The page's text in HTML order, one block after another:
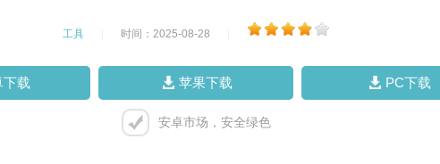
工具 时间：2025-08-28
下载 苹果下载 PC下载
安卓市场，安全绿色